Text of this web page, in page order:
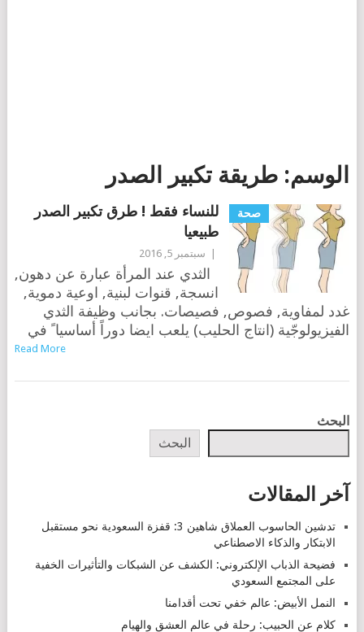
الوسم: طريقة تكبير الصدر
صحة
للنساء فقط ! طرق تكبير الصدر
طبيعيا
سبتمبر 5, 2016
الثدي عند المرأة عبارة عن دهون,
انسجة, قنوات لبنية, اوعية دموية,
غدد لمفاوية, فصوص, فصيصات. بجانب وظيفة الثدي
الفيزيولوجّية (انتاج الحليب) يلعب ايضا دوراً أساسيا ً في
Read More
POSTS
البحث
البحث
آخر المقالات
تدشين الحاسوب العملاق شاهين 3: قفزة السعودية نحو مستقبل
الابتكار والذكاء الاصطناعي
فضيحة الذباب الإلكتروني: الكشف عن الشبكات والتأثيرات الخفية
على المجتمع السعودي
النمل الأبيض: عالم خفي تحت أقدامنا
كلام عن الحبيب: رحلة في عالم العشق والهيام